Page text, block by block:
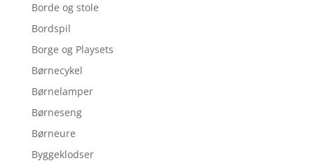
Borde og stole
Bordspil
Borge og Playsets
Børnecykel
Børnelamper
Børneseng
Børneure
Byggeklodser